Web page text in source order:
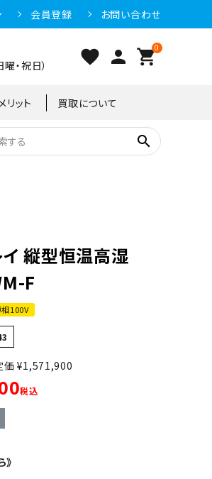
会員登録 お問い合わせ
・祝日） favorite person 0
shopping_cart
リット 買取について
冷凍ストッカー
ゆで麺機
製菓・製パン機器
店舗用家具
95kg
search
イ 縦型恒温高湿
F
相100V
価 ¥1,571,900
税込